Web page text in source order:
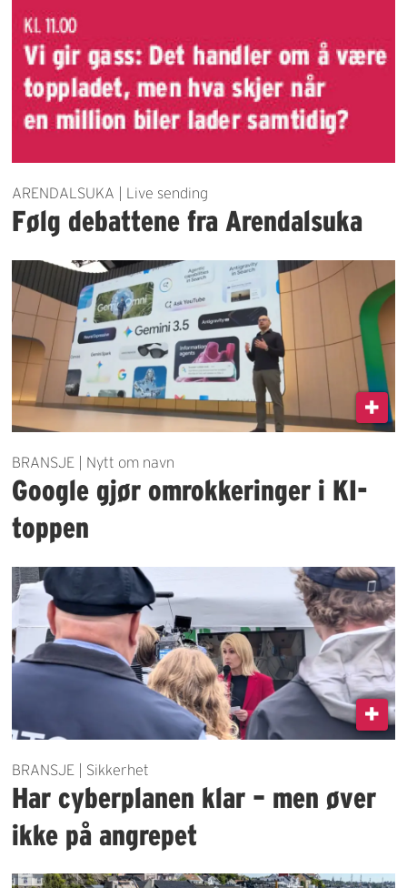
ARENDALSUKA | Live sending
Følg debattene fra Arendalsuka
BRANSJE | Nytt om navn
Google gjør omrokkeringer i KI-
toppen
BRANSJE | Sikkerhet
Har cyberplanen klar – men øver
ikke på angrepet